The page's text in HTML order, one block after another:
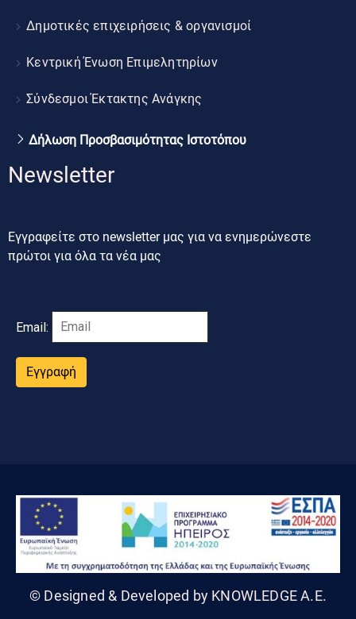
Δημοτικές επιχειρήσεις & οργανισμοί
Κεντρική Ένωση Επιμελητηρίων
Σύνδεσμοι Έκτακτης Ανάγκης
Δήλωση Προσβασιμότητας Ιστοτόπου
Newsletter
Εγγραφείτε στο newsletter μας για να ενημερώνεστε
πρώτοι για όλα τα νέα μας
Email:
Εγγραφή
© Designed & Developed by KNOWLEDGE A.E.